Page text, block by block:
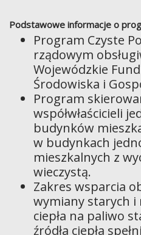
Podstawowe informacje o
Program Czyste
rządowym
Wojewódzkie
Środowiska i
Program
współwłaścicieli
budynków
w budynkach
mieszkalnych z
wieczystą.
Zakres wsparcia
wymiany starych i
ciepła na paliwo
źródła ciepła